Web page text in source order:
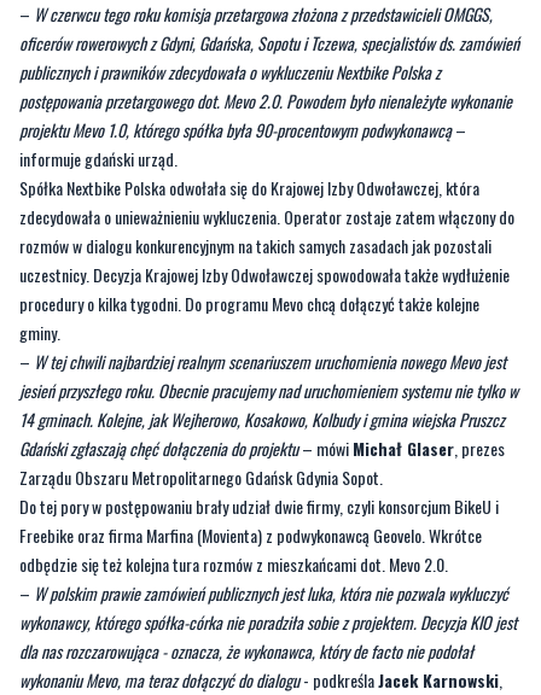
tego roku w związku z nienależytym wykonaniem projektu Mevo 1.0.
W maju został ogłoszony dialog konkurencyjny dot. nowego Mevo. Wśród
uczestników, którzy zgłosili się do udziału była także spółka Nextbike Polska.
–W czerwcu tego roku komisja przetargowa złożona z przedstawicieli OMGGS,
oficerów rowerowych z Gdyni, Gdańska, Sopotu i Tczewa, specjalistów ds. zamówień
publicznych i prawników zdecydowała o wykluczeniu Nextbike Polska z
postępowania przetargowego dot. Mevo 2.0. Powodem było nienależyte wykonanie
projektu Mevo 1.0, którego spółka była 90-procentowym podwykonawcą–
informuje gdański urząd.
Spółka Nextbike Polska odwołała się do Krajowej Izby Odwoławczej, która
zdecydowała o unieważnieniu wykluczenia. Operator zostaje zatem włączony do
rozmów w dialogu konkurencyjnym na takich samych zasadach jak pozostali
uczestnicy. Decyzja Krajowej Izby Odwoławczej spowodowała także wydłużenie
procedury o kilka tygodni. Do programu Mevo chcą dołączyć także kolejne
gminy.
–W tej chwili najbardziej realnym scenariuszem uruchomienia nowego Mevo jest
jesień przyszłego roku. Obecnie pracujemy nad uruchomieniem systemu nie tylko w
14 gminach. Kolejne, jak Wejherowo, Kosakowo, Kolbudy i gmina wiejska Pruszcz
Gdański zgłaszają chęć dołączenia do projektu– mówiMichał Glaser, prezes
Zarządu Obszaru Metropolitarnego Gdańsk Gdynia Sopot.
Do tej pory w postępowaniu brały udział dwie firmy, czyli konsorcjum BikeU i
Freebike oraz firma Marfina (Movienta) z podwykonawcą Geovelo. Wkrótce
odbędzie się też kolejna tura rozmów z mieszkańcami dot. Mevo 2.0.
–W polskim prawie zamówień publicznych jest luka, która nie pozwala wykluczyć